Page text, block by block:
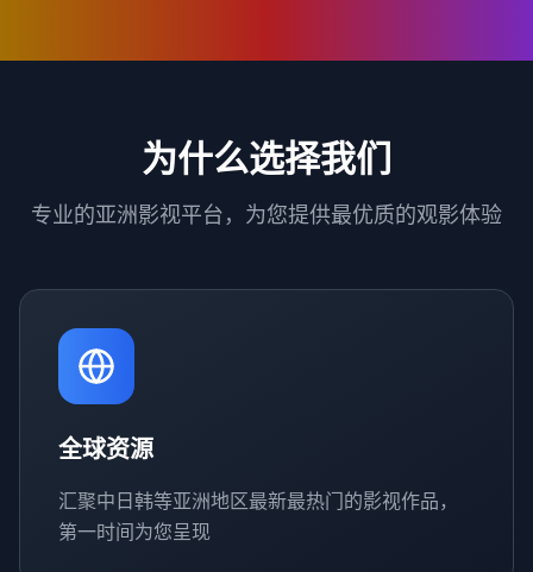
为什么选择我们
专业的亚洲影视平台，为您提供最优质的观影体验
全球资源
汇聚中日韩等亚洲地区最新最热门的影视作品，
第一时间为您呈现